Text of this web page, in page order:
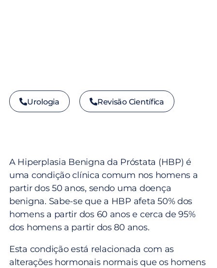
Urologia Revisão Científica
A Hiperplasia Benigna da Próstata (HBP) é
uma condição clínica comum nos homens a
partir dos 50 anos, sendo uma doença
benigna. Sabe-se que a HBP afeta 50% dos
homens a partir dos 60 anos e cerca de 95%
dos homens a partir dos 80 anos.
Esta condição está relacionada com as
alterações hormonais normais que os homens